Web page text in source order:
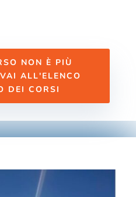
NON È PIÙ
ALL'ELENCO
DEI CORSI